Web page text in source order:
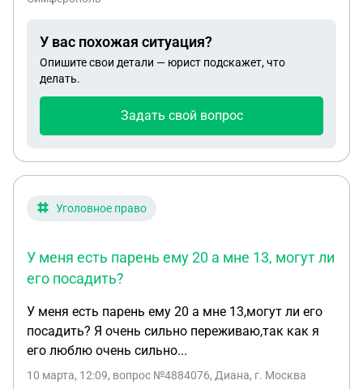
У вас похожая ситуация?
Опишите свои детали — юрист подскажет, что
делать.
Задать свой вопрос
Уголовное право
У меня есть парень ему 20 а мне 13, могут ли
его посадить?
У меня есть парень ему 20 а мне 13,могут ли его
посадить? Я очень сильно переживаю,так как я
его люблю очень сильно...
10 марта, 12:09, вопрос №4884076, Диана, г. Москва